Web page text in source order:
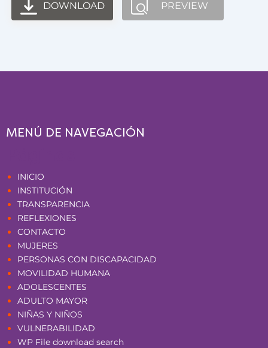
DOWNLOAD PREVIEW
MENÚ DE NAVEGACIÓN
INICIO
INSTITUCIÓN
TRANSPARENCIA
REFLEXIONES
CONTACTO
MUJERES
PERSONAS CON DISCAPACIDAD
MOVILIDAD HUMANA
ADOLESCENTES
ADULTO MAYOR
NIÑAS Y NIÑOS
VULNERABILIDAD
WP File download search